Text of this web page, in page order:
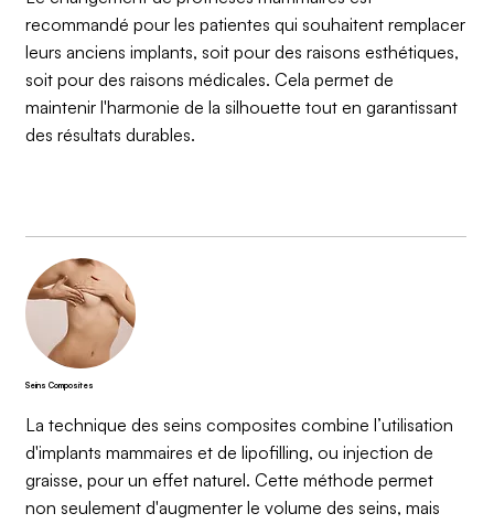
recommandé pour les patientes qui souhaitent remplacer
leurs anciens implants, soit pour des raisons esthétiques,
soit pour des raisons médicales. Cela permet de
maintenir l'harmonie de la silhouette tout en garantissant
des résultats durables.
Seins Composites
La technique des seins composites combine l’utilisation
d'implants mammaires et de lipofilling, ou injection de
graisse, pour un effet naturel. Cette méthode permet
non seulement d'augmenter le volume des seins, mais